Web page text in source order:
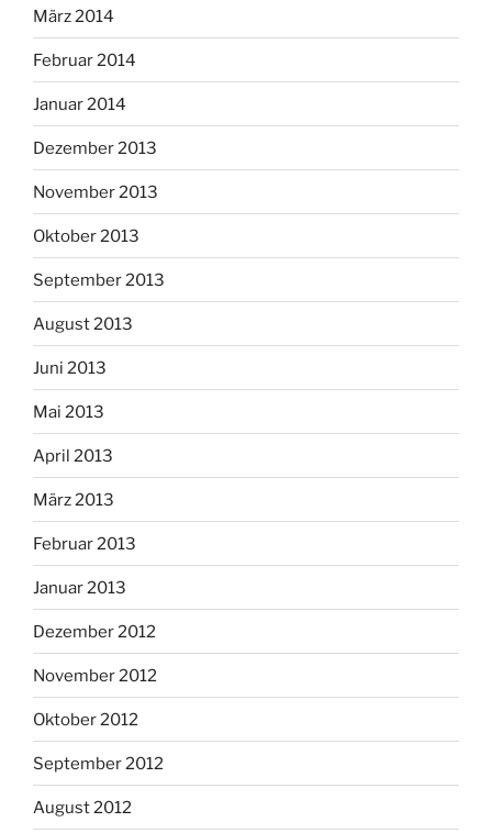
März 2014
Februar 2014
Januar 2014
Dezember 2013
November 2013
Oktober 2013
September 2013
August 2013
Juni 2013
Mai 2013
April 2013
März 2013
Februar 2013
Januar 2013
Dezember 2012
November 2012
Oktober 2012
September 2012
August 2012